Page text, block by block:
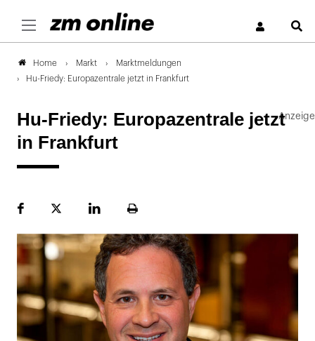
Home Markt
Marktmeldungen
Hu-Friedy: Europazentrale jetzt in Frankfurt
Hu-Friedy: Europazentrale jetzt
in Frankfurt
FacebookPlattformLinekdInSeite